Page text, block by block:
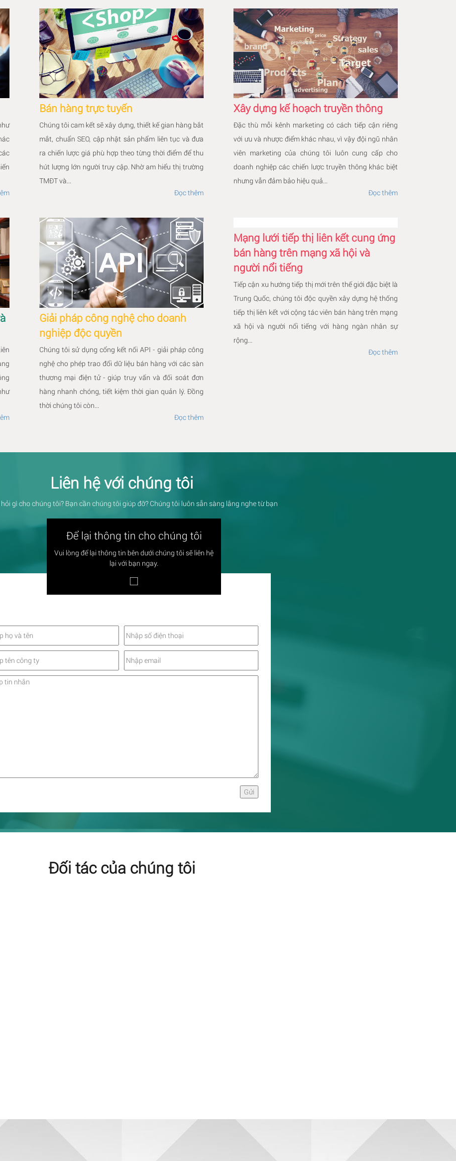
Bán hàng trực tuyến
Chúng tôi cam kết sẽ xây dựng, thiết kế gian hàng bắt
mắt, chuẩn SEO, cập nhật sản phẩm liên tục và đưa
ra chiến lược giá phù hợp theo từng thời điểm để thu
hút lượng lớn người truy cập. Nhờ am hiểu thị trường
TMĐT và...
Đọc thêm
Xây dựng kế hoạch truyền thông
Đặc thù mỗi kênh marketing có cách tiếp cận riêng
với ưu và nhược điểm khác nhau, vì vậy đội ngũ nhân
viên marketing của chúng tôi luôn cung cấp cho
doanh nghiệp các chiến lược truyền thông khác biệt
nhưng vẫn đảm bảo hiệu quả...
Đọc thêm
Giải pháp công nghệ cho doanh
nghiệp độc quyền
Chúng tôi sử dụng cổng kết nối API - giải pháp công
nghệ cho phép trao đổi dữ liệu bán hàng với các sàn
thương mại điện tử - giúp truy vấn và đối soát đơn
hàng nhanh chóng, tiết kiệm thời gian quản lý. Đồng
thời chúng tôi còn...
Đọc thêm
Mạng lưới tiếp thị liên kết cung ứng
bán hàng trên mạng xã hội và
người nổi tiếng
Tiếp cận xu hướng tiếp thị mới trên thế giới đặc biệt là
Trung Quốc, chúng tôi độc quyền xây dựng hệ thống
tiếp thị liên kết với cộng tác viên bán hàng trên mạng
xã hội và người nổi tiếng với hàng ngàn nhân sự
rộng...
Đọc thêm
Liên hệ với chúng tôi
gì cho chúng tôi? Bạn cần chúng tôi giúp đỡ? Chúng tôi luôn sẵn sàng lắng nghe từ bạn
Để lại thông tin cho chúng tôi
Vui lòng để lại thông tin bên dưới chúng tôi sẽ liên hệ
lại với bạn ngay.
Đối tác của chúng tôi